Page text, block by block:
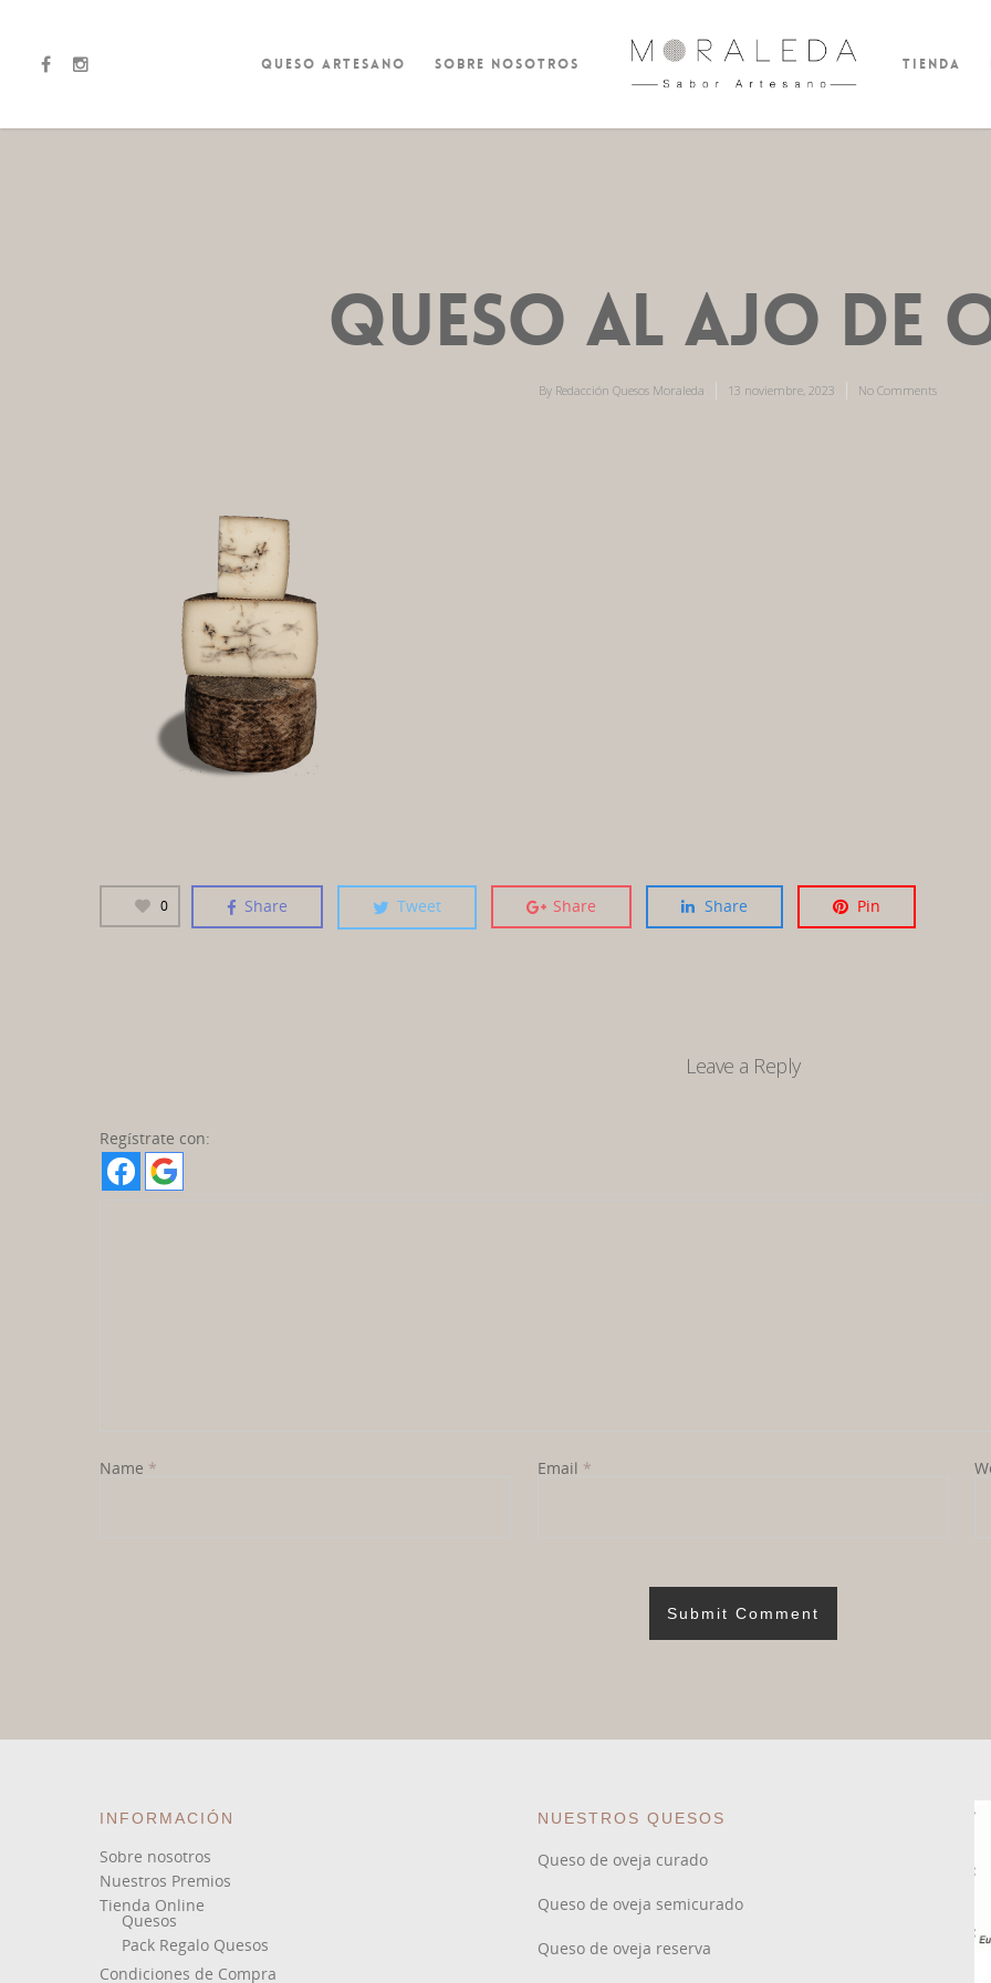
Queso artesano Sobre nosotros Tienda
QUESO AL AJO DE
By Redacción Quesos Moraleda 13 noviembre, 2023 No Comments
0 Share Tweet Share Share Pin
Leave a Reply
Regístrate con:
Name * Email *
INFORMACIÓN
Sobre nosotros
Nuestros Premios
Tienda Online
Quesos
Pack Regalo Quesos
Condiciones de Compra
NUESTROS QUESOS
Queso de oveja curado
Queso de oveja semicurado
Queso de oveja reserva